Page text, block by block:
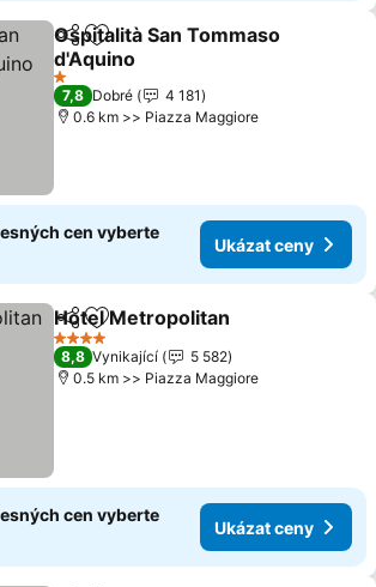
SdíletPřidat na seznam oblíbených
Ospitalità San Tommaso
d'Aquino
Ukázat ceny
1 Počet hvězdiček
7,8 Dobré
4 181
0.6 km >> Piazza Maggiore
cen vyberte
Ukázat ceny
SdíletPřidat na seznam oblíbených
Hotel Metropolitan
4 Počet hvězdiček
8,8 Vynikající
5 582
0.5 km >> Piazza Maggiore
cen vyberte
Ukázat ceny